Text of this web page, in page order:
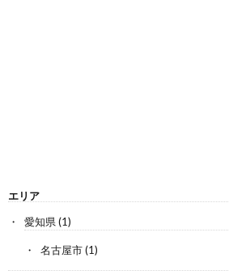
エリア
愛知県(1)
名古屋市(1)